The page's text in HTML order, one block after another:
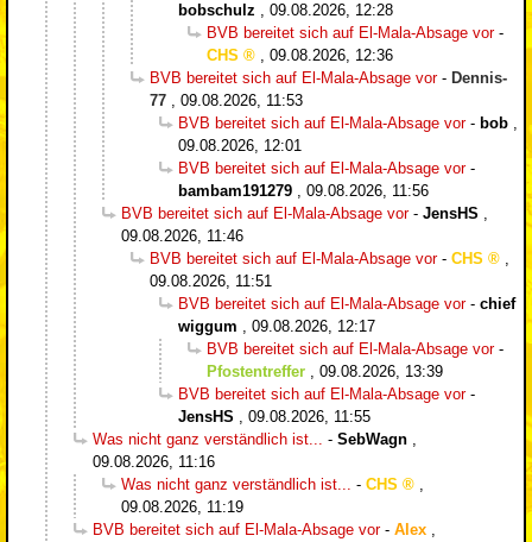
bobschulz , 09.08.2026, 12:28
BVB bereitet sich auf El-Mala-Absage vor-
CHS
, 09.08.2026, 12:36
BVB bereitet sich auf El-Mala-Absage vor- Dennis-
77 , 09.08.2026, 11:53
BVB bereitet sich auf El-Mala-Absage vor- bob ,
09.08.2026, 12:01
BVB bereitet sich auf El-Mala-Absage vor-
bambam191279 , 09.08.2026, 11:56
BVB bereitet sich auf El-Mala-Absage vor- JensHS ,
09.08.2026, 11:46
BVB bereitet sich auf El-Mala-Absage vor- CHS
,
09.08.2026, 11:51
BVB bereitet sich auf El-Mala-Absage vor- chief
wiggum , 09.08.2026, 12:17
BVB bereitet sich auf El-Mala-Absage vor-
Pfostentreffer , 09.08.2026, 13:39
BVB bereitet sich auf El-Mala-Absage vor-
JensHS , 09.08.2026, 11:55
Was nicht ganz verständlich ist... - SebWagn ,
09.08.2026, 11:16
Was nicht ganz verständlich ist... - CHS
,
09.08.2026, 11:19
BVB bereitet sich auf El-Mala-Absage vor- Alex ,